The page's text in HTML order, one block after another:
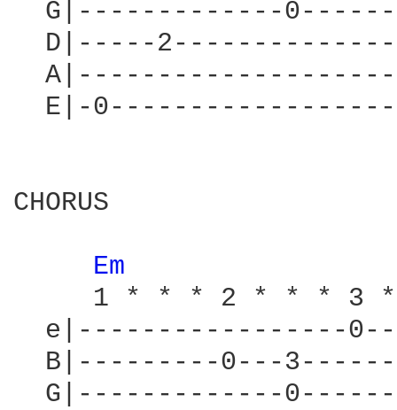
G|-------------
D|-----
E|-
CHORUS
Em
1 * * * 2 * * * 3
e|-----------------
B|---------0---
G|-------------